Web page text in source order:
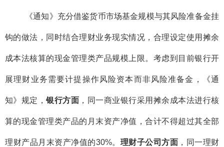
《通知》充分借鉴货币市场基金规模与其风险准备金挂
钩的做法，同时结合理财业务现实情况，合理设定使用摊余
成本法核算的现金管理类产品规模上限。考虑到目前银行开
展理财业务需要计提操作风险资本而非风险准备金，《通
知》规定，银行方面 ，同一商业银行采用摊余成本法进行核
算的现金管理类产品的月末资产净值，合计不得超过其全部
理财产品月末资产净值的30%。 理财子公司方面 ，同一理财